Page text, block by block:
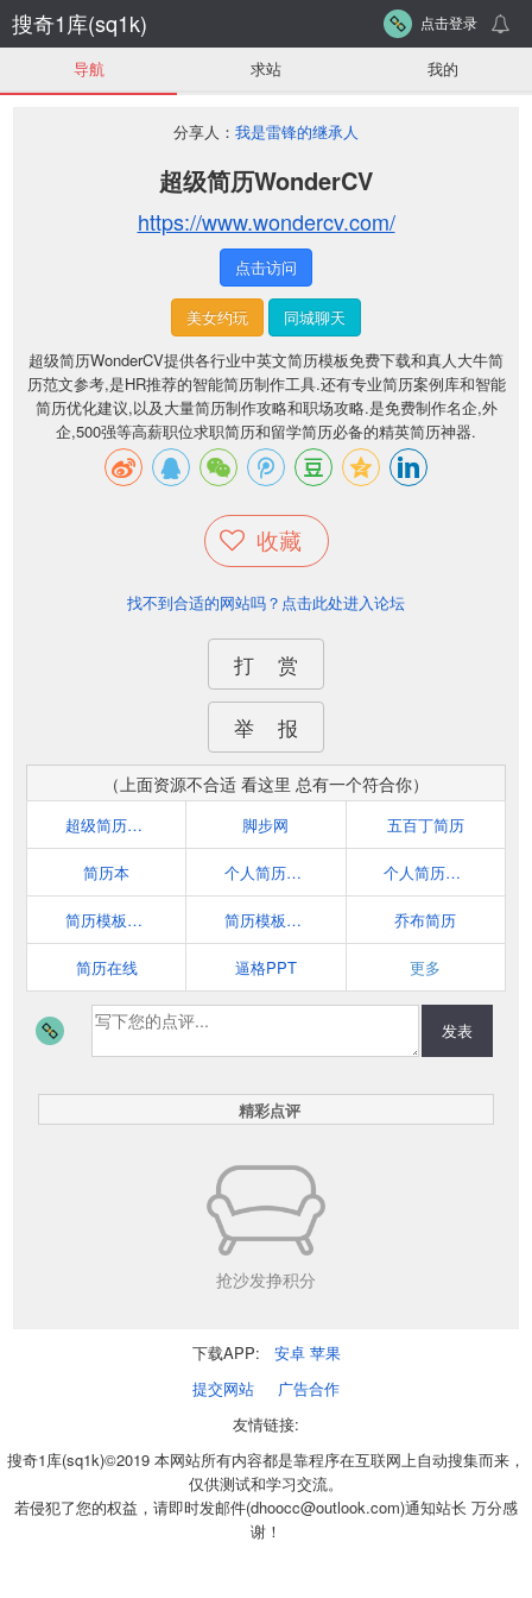
搜奇1库(sq1k) 点击登录
导航 求站 我的
分享人： 我是雷锋的继承人
超级简历WonderCV
https://www.wondercv.com/
点击访问
美女约玩
同城聊天
超级简历WonderCV提供各行业中英文简历模板免费下载和真人大牛简
历范文参考,是HR推荐的智能简历制作工具.还有专业简历案例库和智能
简历优化建议,以及大量简历制作攻略和职场攻略.是免费制作名企,外
企,500强等高薪职位求职简历和留学简历必备的精英简历神器.
收藏
找不到合适的网站吗？点击此处进入论坛
打 赏
举 报
（上面资源不合适 看这里 总有一个符合你）
超级简历WonderCV 脚步网 五百丁简历
简历本 个人简历模板网(www.jianli-sky.com) 个人简历网(www.geren-jianli.com)
简历模板网(www.jianlimoban.net) 简历模板网(www.jianli-moban.com) 乔布简历
简历在线 逼格PPT 更多
发表
精彩点评
抢沙发挣积分
下载APP: 安卓 苹果
提交网站
广告合作
友情链接:
搜奇1库(sq1k)©2019 本网站所有内容都是靠程序在互联网上自动搜集而来，
仅供测试和学习交流。
若侵犯了您的权益，请即时发邮件(dhoocc@outlook.com)通知站长 万分感
谢！